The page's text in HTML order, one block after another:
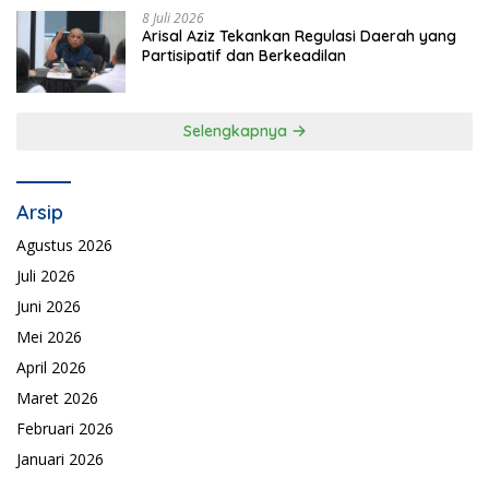
8 Juli 2026
Arisal Aziz Tekankan Regulasi Daerah yang
Partisipatif dan Berkeadilan
Selengkapnya
Arsip
Agustus 2026
Juli 2026
Juni 2026
Mei 2026
April 2026
Maret 2026
Februari 2026
Januari 2026